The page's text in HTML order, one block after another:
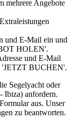
mehrere Angebote
und E-Mail ein und
HOLEN'.
und E-Mail
'JETZT BUCHEN'.
Segelyacht oder
Ibiza) anfordern.
aus. Unser
zu beantworten.